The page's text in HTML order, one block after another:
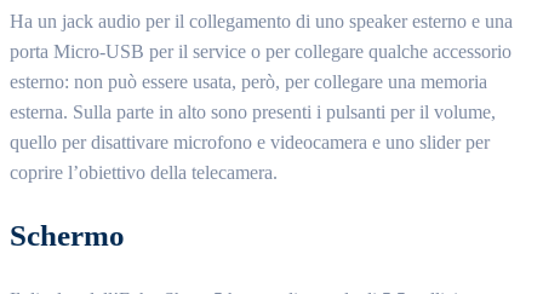
Ha un jack audio per il collegamento di uno speaker esterno e una
porta Micro-USB per il service o per collegare qualche accessorio
esterno: non può essere usata, però, per collegare una memoria
esterna. Sulla parte in alto sono presenti i pulsanti per il volume,
quello per disattivare microfono e videocamera e uno slider per
coprire l’obiettivo della telecamera.
Schermo